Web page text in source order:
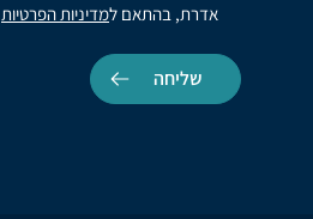
אדרת, בהתאם למדיניות הפרטיות